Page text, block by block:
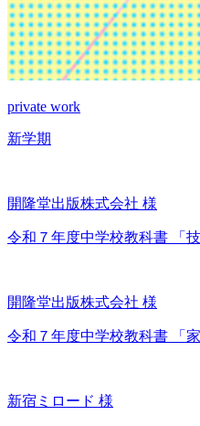
private work
新学期
開隆堂出版株式会社 様
令和７年度中学校教科書 「
開隆堂出版株式会社 様
令和７年度中学校教科書 「
新宿ミロード 様